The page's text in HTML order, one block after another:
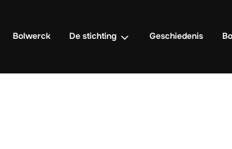
Bolwerck De stichting Geschiedenis